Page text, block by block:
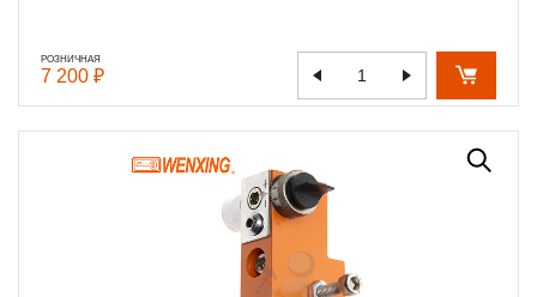
РОЗНИЧНАЯ
7 200 ₽